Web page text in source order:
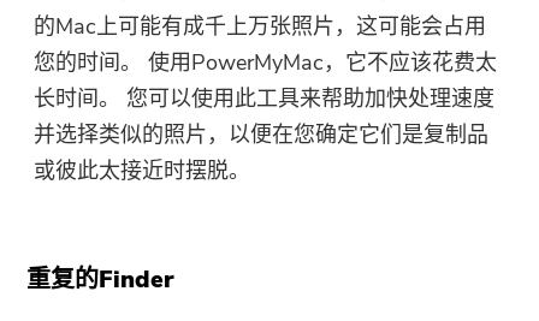
的Mac上可能有成千上万张照片，这可能会占用
您的时间。 使用PowerMyMac，它不应该花费太
长时间。 您可以使用此工具来帮助加快处理速度
并选择类似的照片，以便在您确定它们是复制品
或彼此太接近时摆脱。
重复的Finder